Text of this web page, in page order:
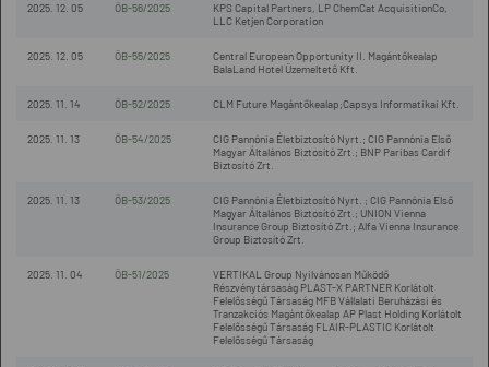
2025. 12. 05 ÖB-56/2025
KPS Capital Partners, LP ChemCat AcquisitionCo,
LLC Ketjen Corporation
2025. 12. 05 ÖB-55/2025
Central European Opportunity II. Magántőkealap
BalaLand Hotel Üzemeltető Kft.
2025. 11. 14 ÖB-52/2025 CLM Future Magántőkealap;Capsys Informatikai Kft.
2025. 11. 13 ÖB-54/2025
CIG Pannónia Életbiztosító Nyrt.; CIG Pannónia Első
Magyar Általános Biztosító Zrt.; BNP Paribas Cardif
Biztosító Zrt.
2025. 11. 13 ÖB-53/2025
CIG Pannónia Életbiztosító Nyrt. ; CIG Pannónia Első
Magyar Általános Biztosító Zrt.; UNION Vienna
Insurance Group Biztosító Zrt.; Alfa Vienna Insurance
Group Biztosító Zrt.
2025. 11. 04 ÖB-51/2025
VERTIKAL Group Nyilvánosan Működő
Részvénytársaság PLAST-X PARTNER Korlátolt
Felelősségű Társaság MFB Vállalati Beruházási és
Tranzakciós Magántőkealap AP Plast Holding Korlátolt
Felelősségű Társaság FLAIR-PLASTIC Korlátolt
Felelősségű Társaság